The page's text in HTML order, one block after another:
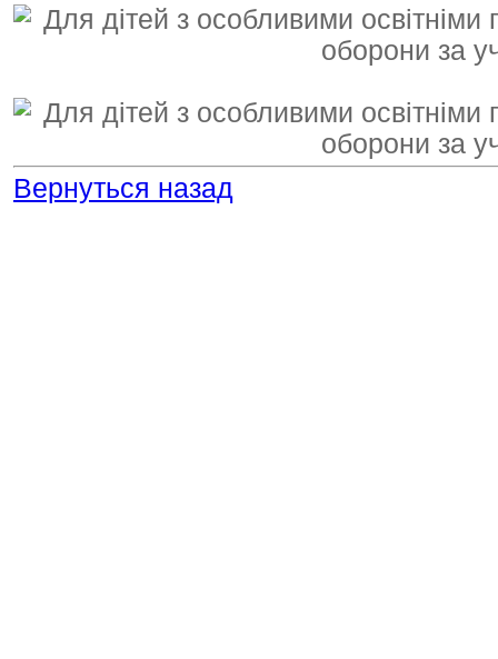
Вернуться назад